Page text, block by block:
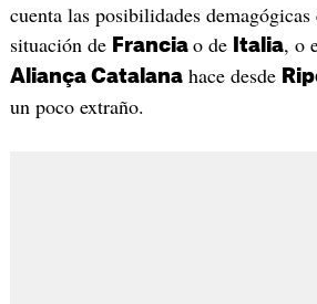
cuenta las posibilidades
situación de Francia o de Italia, o
Aliança Catalanahace desde
un poco extraño.